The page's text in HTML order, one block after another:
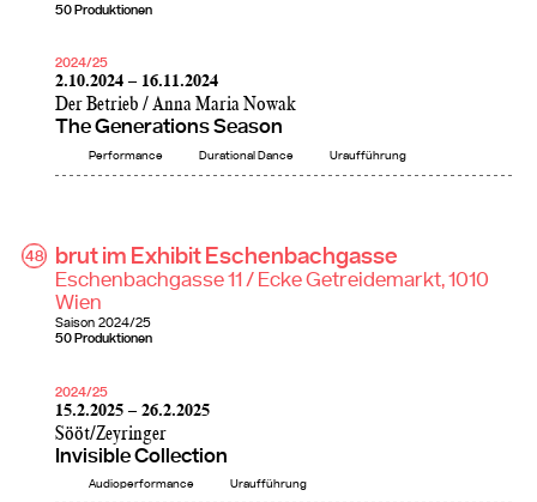
50 Produktionen
2024/25
2.10.2024 – 16.11.2024
Der Betrieb / Anna Maria Nowak
The Generations Season
Performance Durational Dance Uraufführung
48 brut im Exhibit Eschenbachgasse
Eschenbachgasse 11 / Ecke Getreidemarkt, 1010
Wien
Saison 2024/25
50 Produktionen
2024/25
15.2.2025 – 26.2.2025
Sööt/Zeyringer
Invisible Collection
Audioperformance Uraufführung